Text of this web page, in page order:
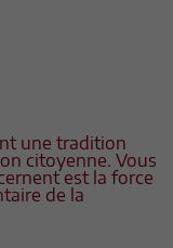
une tradition
citoyenne. Vous
est la force
de la